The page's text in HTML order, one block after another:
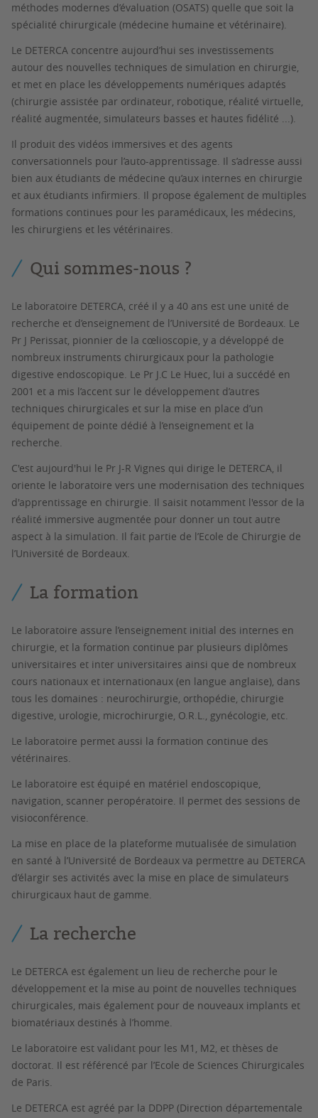
méthodes modernes d’évaluation (OSATS) quelle que soit la
spécialité chirurgicale (médecine humaine et vétérinaire).
Le DETERCA concentre aujourd’hui ses investissements
autour des nouvelles techniques de simulation en chirurgie,
et met en place les développements numériques adaptés
(chirurgie assistée par ordinateur, robotique, réalité virtuelle,
réalité augmentée, simulateurs basses et hautes fidélité ...).
Il produit des vidéos immersives et des agents
conversationnels pour l’auto-apprentissage. Il s’adresse aussi
bien aux étudiants de médecine qu’aux internes en chirurgie
et aux étudiants infirmiers. Il propose également de multiples
formations continues pour les paramédicaux, les médecins,
les chirurgiens et les vétérinaires.
Qui sommes-nous ?
Le laboratoire DETERCA, créé il y a 40 ans est une unité de
recherche et d’enseignement de l’Université de Bordeaux. Le
Pr J Perissat, pionnier de la cœlioscopie, y a développé de
nombreux instruments chirurgicaux pour la pathologie
digestive endoscopique. Le Pr J.C Le Huec, lui a succédé en
2001 et a mis l’accent sur le développement d’autres
techniques chirurgicales et sur la mise en place d’un
équipement de pointe dédié à l’enseignement et la
recherche.
C'est aujourd'hui le Pr J-R Vignes qui dirige le DETERCA, il
oriente le laboratoire vers une modernisation des techniques
d'apprentissage en chirurgie. Il saisit notamment l'essor de la
réalité immersive augmentée pour donner un tout autre
aspect à la simulation. Il fait partie de l’Ecole de Chirurgie de
l’Université de Bordeaux.
La formation
Le laboratoire assure l’enseignement initial des internes en
chirurgie, et la formation continue par plusieurs diplômes
universitaires et inter universitaires ainsi que de nombreux
cours nationaux et internationaux (en langue anglaise), dans
tous les domaines : neurochirurgie, orthopédie, chirurgie
digestive, urologie, microchirurgie, O.R.L., gynécologie, etc.
Le laboratoire permet aussi la formation continue des
vétérinaires.
Le laboratoire est équipé en matériel endoscopique,
navigation, scanner peropératoire. Il permet des sessions de
visioconférence.
La mise en place de la plateforme mutualisée de simulation
en santé à l’Université de Bordeaux va permettre au DETERCA
d’élargir ses activités avec la mise en place de simulateurs
chirurgicaux haut de gamme.
La recherche
Le DETERCA est également un lieu de recherche pour le
développement et la mise au point de nouvelles techniques
chirurgicales, mais également pour de nouveaux implants et
biomatériaux destinés à l’homme.
Le laboratoire est validant pour les M1, M2, et thèses de
doctorat. Il est référencé par l’Ecole de Sciences Chirurgicales
de Paris.
Le DETERCA est agréé par la DDPP (Direction départementale